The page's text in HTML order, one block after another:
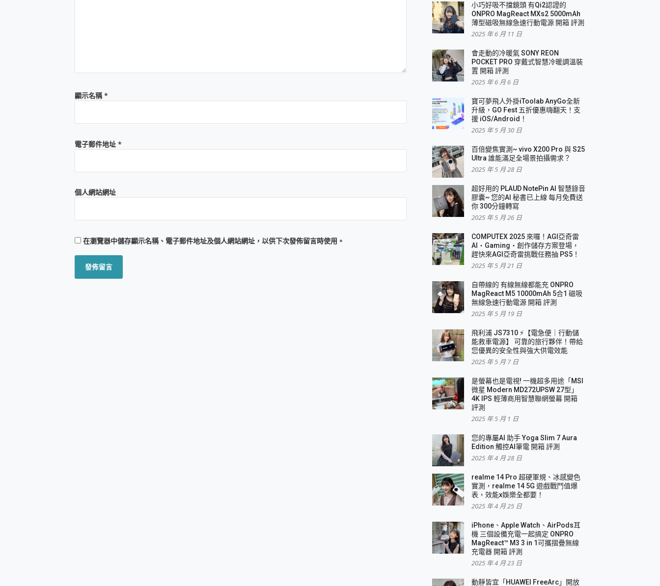
顯示名稱*
電子郵件地址 *
個人網站網址
在瀏覽器中儲存顯示名稱、電子郵件地址及個人網站網址，以供下次發佈留言時使用。
小巧好吸不擋鏡頭 有Qi2認證的
ONPRO MagReact MXs2 5000mAh
薄型磁吸無線急速行動電源 開箱 評測
2025 年 6 月 11 日
會走動的冷暖氣 SONY REON
POCKET PRO 穿戴式智慧冷暖調溫裝
置 開箱 評測
2025 年 6 月 6 日
寶可夢飛人外掛iToolab AnyGo全新
升級，GO Fest 五折優惠嗨翻天！支
援 iOS/Android！
2025 年 5 月 30 日
百倍變焦實測~ vivo X200 Pro 與 S25
Ultra 誰能滿足全場景拍攝需求？
2025 年 5 月 28 日
超好用的 PLAUD NotePin AI 智慧錄音
膠囊~ 您的AI 秘書已上線 每月免費送
你 300分鐘轉寫
2025 年 5 月 26 日
COMPUTEX 2025 來囉！AGI亞奇雷
AI・Gaming・創作儲存方案登場，
趕快來AGI亞奇雷挑戰任務抽 PS5！
2025 年 5 月 21 日
自帶線的 有線無線都能充 ONPRO
MagReact M5 10000mAh 5合1 磁吸
無線急速行動電源 開箱 評測
2025 年 5 月 19 日
飛利浦 JS7310 ⚡【電急便｜行動儲
能救車電源】 可靠的旅行夥伴！帶給
您優異的安全性與強大供電效能
2025 年 5 月 7 日
是螢幕也是電視! 一機超多用途「MSI
微星 Modern MD272UPSW 27型」
4K IPS 輕薄商用智慧聯網螢幕 開箱
評測
2025 年 5 月 1 日
您的專屬AI 助手 Yoga Slim 7 Aura
Edition 觸控AI筆電 開箱 評測
2025 年 4 月 28 日
realme 14 Pro 超硬軍規、冰感變色
實測，realme 14 5G 遊戲戰鬥值爆
表，效能x娛樂全都要！
2025 年 4 月 25 日
iPhone、Apple Watch、AirPods耳
機 三個設備充電一起搞定 ONPRO
MagReact™ M3 3 in 1可攜摺疊無線
充電器 開箱 評測
2025 年 4 月 23 日
動靜皆宜「HUAWEI FreeArc」開放